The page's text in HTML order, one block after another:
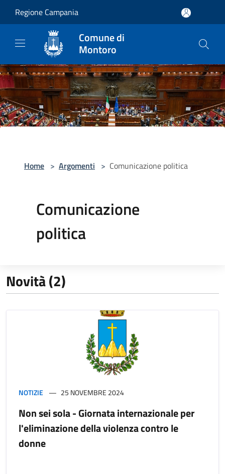
Regione Campania
Comune di
Montoro
Home > Argomenti > Comunicazione politica
Comunicazione
politica
Novità (2)
NOTIZIE 25 NOVEMBRE 2024
Non sei sola - Giornata internazionale per
l'eliminazione della violenza contro le
donne